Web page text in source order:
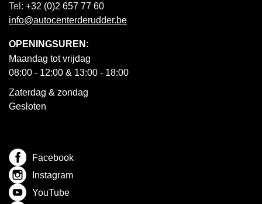
Tel: +32 (0)2 657 77 60
info@autocenterderudder.be
OPENINGSUREN:
Maandag tot vrijdag
08:00 - 12:00 & 13:00 - 18:00
Zaterdag & zondag
Gesloten
Facebook
Instagram
YouTube